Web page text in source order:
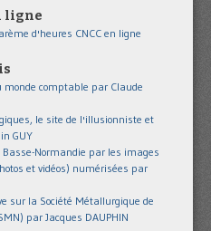
ligne
d'heures CNCC en ligne
monde comptable par Claude
le site de l'illusionniste et
GUY
Basse-Normandie par les images
et vidéos) numérisées par
sur la Société Métallurgique de
par Jacques DAUPHIN